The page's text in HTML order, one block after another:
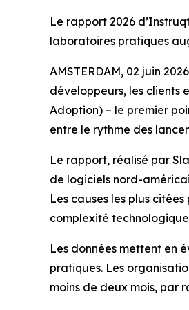
Le rapport 2026
laboratoires pratiques
AMSTERDAM, 02 juin
développeurs, les clients
Adoption) – le premier
entre le rythme des
Le rapport, réalisé par
de logiciels nord-
Les causes les plus
complexité
Les données mettent en
pratiques. Les
moins de deux mois, par